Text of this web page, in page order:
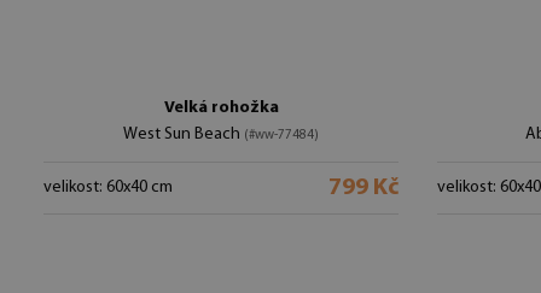
Velká rohožka
West Sun Beach (#ww-77484)
velikost: 60x40 cm 799 Kč velikost: